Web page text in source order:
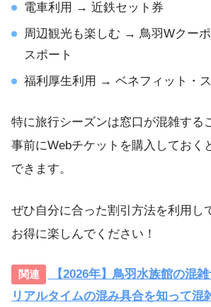
電車利用 → 近鉄セット券
周辺観光も楽しむ → 鳥羽Wクー
スポート
福利厚生利用 → ベネフィット・
特に旅行シーズンは窓口が混雑する
事前にWebチケットを購入しておく
できます。
ぜひ自分に合った割引方法を利用し
お得に楽しんでください！
【2026年】鳥羽水族館の混雑
リアルタイムの混み具合を知って混